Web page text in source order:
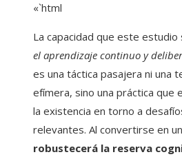
«`html
La capacidad que este estudio
el aprendizaje continuo y
es una táctica pasajera ni una
efímera, sino una práctica que
la existencia en torno a
relevantes. Al convertirse en
robustecerá la reserva